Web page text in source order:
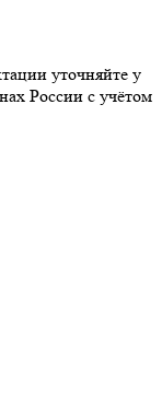
уточняйте у
России с учётом